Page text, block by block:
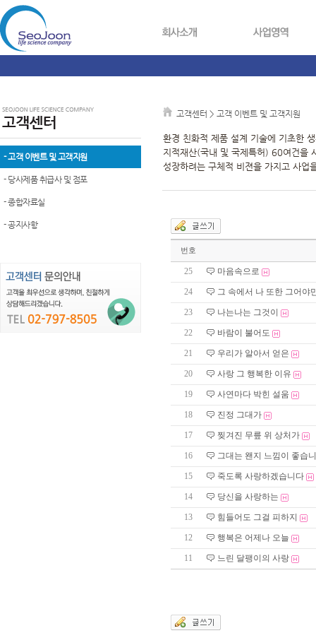
- 고객 이벤트 및 고객지원
- 당사제품 취급사 및 점포
- 종합자료실
- 공지사항
고객센터 > 고객 이벤트 및 고객지원
환경 친화적 제품 설계 기술에 기초한
지적재산(국내 및 국제특허) 60여건을
성장하려는 구체적 비젼을 가지고 사업
번호
25 마음속으로
24 그 속에서 나 또한 그어야
23 나는나는 그것이
22 바람이 불어도
21 우리가 알아서 얻은
20 사랑 그 행복한 이유
19 사연마다 박힌 설움
18 진정 그대가
17 찢겨진 무릎 위 상처가
16 그대는 왠지 느낌이 좋습
15 죽도록 사랑하겠습니다
14 당신을 사랑하는
13 힘들어도 그걸 피하지
12 행복은 어제나 오늘
11 느린 달팽이의 사랑